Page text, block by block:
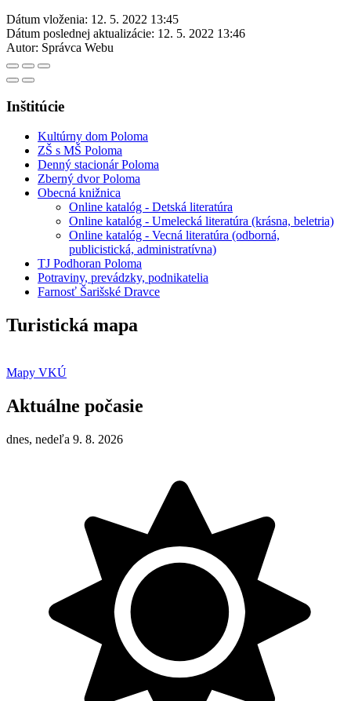
Dátum vloženia: 12. 5. 2022 13:45
Dátum poslednej aktualizácie: 12. 5. 2022 13:46
Autor: Správca Webu
Inštitúcie
Kultúrny dom Poloma
ZŠ s MŠ Poloma
Denný stacionár Poloma
Zberný dvor Poloma
Obecná knižnica
Online katalóg - Detská literatúra
Online katalóg - Umelecká literatúra (krásna, beletria)
Online katalóg - Vecná literatúra (odborná,
publicistická, administratívna)
TJ Podhoran Poloma
Potraviny, prevádzky, podnikatelia
Farnosť Šarišské Dravce
Turistická mapa
Mapy VKÚ
Aktuálne počasie
dnes, nedeľa 9. 8. 2026